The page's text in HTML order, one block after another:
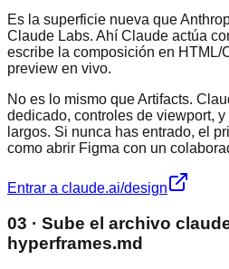
Es la superficie nueva que
Claude Labs. Ahí Claude actúa
escribe la composición en HTML/
preview en vivo.
No es lo mismo que Artifacts.
dedicado, controles de viewport,
largos. Si nunca has entrado, el
como abrir Figma con un
Entrar a claude.ai/design
03 · Sube el archivo
hyperframes.md